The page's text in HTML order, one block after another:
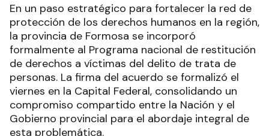
En un paso estratégico para fortalecer la red de
protección de los derechos humanos en la región,
la provincia de Formosa se incorporó
formalmente al Programa nacional de restitución
de derechos a víctimas del delito de trata de
personas. La firma del acuerdo se formalizó el
viernes en la Capital Federal, consolidando un
compromiso compartido entre la Nación y el
Gobierno provincial para el abordaje integral de
esta problemática.